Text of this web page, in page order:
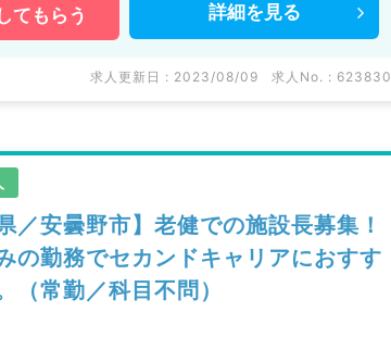
てもらう 詳細を 見る
求人更新日 : 2023/08/09 求人No. : 623830
／安曇野市】老健での施設長募集！
の勤務でセカンドキャリアにおすす
（常勤／科目不問）